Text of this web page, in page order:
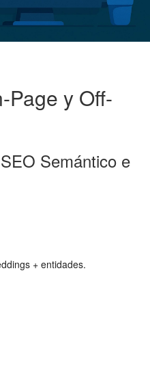
Page y Off-
Semántico e
+ entidades.